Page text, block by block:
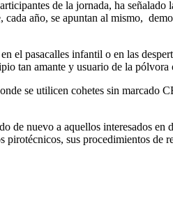
de la jornada, ha señalado
año, se apuntan al mismo,
el pasacalles infantil o en las
tan amante y usuario de la pólvora
se utilicen cohetes sin marcado
nuevo a aquellos interesados en
pirotécnicos, sus procedimientos de